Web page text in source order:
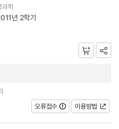
과학
년 2학기
오류접수
이용방법